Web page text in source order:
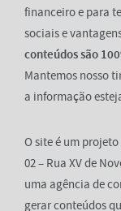
financeiro e para
sociais e
conteúdos são
Mantemos nosso
a informação
O site é um projeto
02 – Rua XV de
uma agência de
gerar conteúdos